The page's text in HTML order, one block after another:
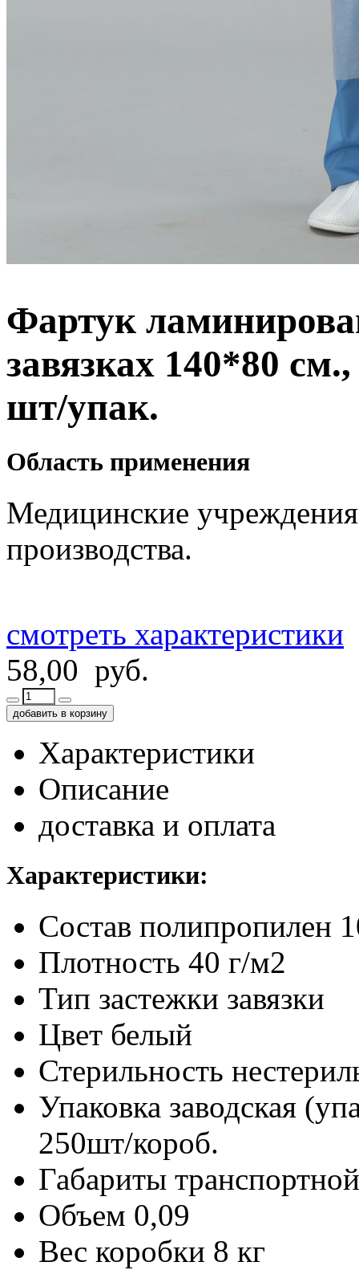
Фартук
завязках 140*80
шт/упак.
Область применения
Медицинские
производства.
смотреть характеристики
58,00 руб.
добавить в корзину
Характеристики
Описание
доставка и оплата
Характеристики:
Состав полипропилен
Плотность 40 г/м2
Тип застежки завязки
Цвет белый
Стерильность
Упаковка заводская
250шт/короб.
Габариты
Объем 0,09
Вес коробки 8 кг